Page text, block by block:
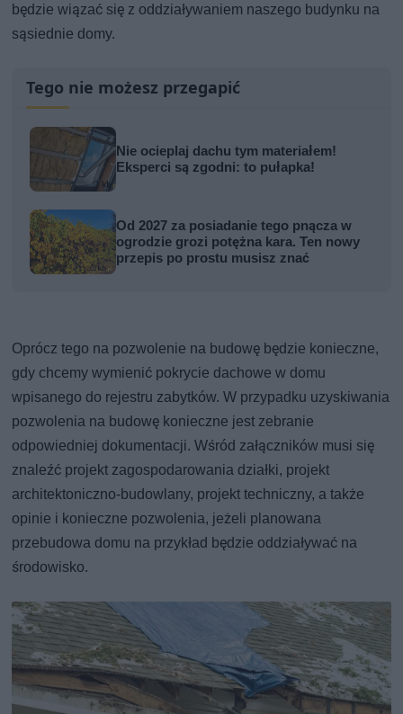
będzie wiązać się z oddziaływaniem naszego budynku na
sąsiednie domy.
Tego nie możesz przegapić
Nie ocieplaj dachu tym materiałem!
Eksperci są zgodni: to pułapka!
Od 2027 za posiadanie tego pnącza w
ogrodzie grozi potężna kara. Ten nowy
przepis po prostu musisz znać
Oprócz tego na pozwolenie na budowę będzie konieczne,
gdy chcemy wymienić pokrycie dachowe w domu
wpisanego do rejestru zabytków. W przypadku uzyskiwania
pozwolenia na budowę konieczne jest zebranie
odpowiedniej dokumentacji. Wśród załączników musi się
znaleźć projekt zagospodarowania działki, projekt
architektoniczno-budowlany, projekt techniczny, a także
opinie i konieczne pozwolenia, jeżeli planowana
przebudowa domu na przykład będzie oddziaływać na
środowisko.